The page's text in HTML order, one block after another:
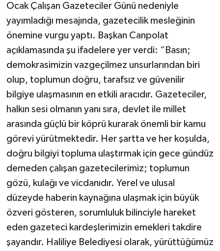
Ocak Çalışan Gazeteciler Günü nedeniyle
yayımladığı mesajında, gazetecilik mesleğinin
önemine vurgu yaptı. Başkan Canpolat
açıklamasında şu ifadelere yer verdi: “Basın;
demokrasimizin vazgeçilmez unsurlarından biri
olup, toplumun doğru, tarafsız ve güvenilir
bilgiye ulaşmasının en etkili aracıdır. Gazeteciler,
halkın sesi olmanın yanı sıra, devlet ile millet
arasında güçlü bir köprü kurarak önemli bir kamu
görevi yürütmektedir. Her şartta ve her koşulda,
doğru bilgiyi topluma ulaştırmak için gece gündüz
demeden çalışan gazetecilerimiz; toplumun
gözü, kulağı ve vicdanıdır. Yerel ve ulusal
düzeyde haberin kaynağına ulaşmak için büyük
özveri gösteren, sorumluluk bilinciyle hareket
eden gazeteci kardeşlerimizin emekleri takdire
şayandır. Haliliye Belediyesi olarak, yürüttüğümüz